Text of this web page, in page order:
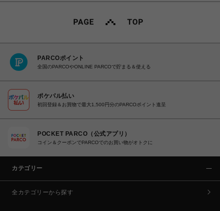
PARCOポイント
全国のPARCOやONLINE PARCOで貯まる＆使える
ポケパル払い
初回登録＆お買物で最大1,500円分のPARCOポイント進呈
POCKET PARCO（公式アプリ）
コイン＆クーポンでPARCOでのお買い物がオトクに
カテゴリー
全カテゴリーから探す